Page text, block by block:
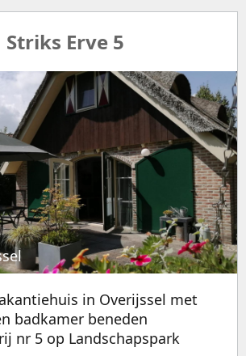
Striks Erve 5
in Overijssel met
badkamer beneden
nr 5 op Landschapspark